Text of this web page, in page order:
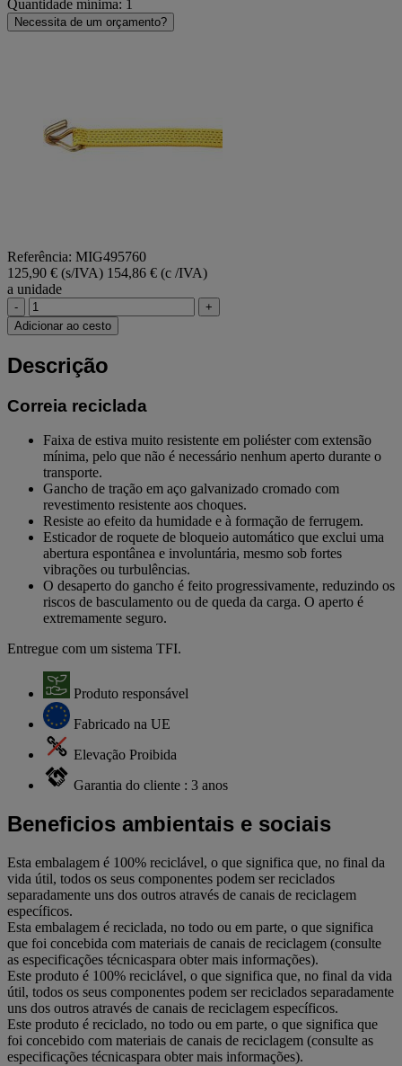
Quantidade mínima: 1
Necessita de um orçamento?
Referência: MIG495760
125,90 € (s/IVA) 154,86 € (c /IVA)
a unidade
-
+
Adicionar ao cesto
Descrição
Correia reciclada
Faixa de estiva muito resistente em poliéster com extensão
mínima, pelo que não é necessário nenhum aperto durante o
transporte.
Gancho de tração em aço galvanizado cromado com
revestimento resistente aos choques.
Resiste ao efeito da humidade e à formação de ferrugem.
Esticador de roquete de bloqueio automático que exclui uma
abertura espontânea e involuntária, mesmo sob fortes
vibrações ou turbulências.
O desaperto do gancho é feito progressivamente, reduzindo os
riscos de basculamento ou de queda da carga. O aperto é
extremamente seguro.
Entregue com um sistema TFI.
Produto responsável
Fabricado na UE
Elevação Proibida
Garantia do cliente : 3 anos
Beneficios ambientais e sociais
Esta embalagem é 100% reciclável, o que significa que, no final da
vida útil, todos os seus componentes podem ser reciclados
separadamente uns dos outros através de canais de reciclagem
específicos.
Esta embalagem é reciclada, no todo ou em parte, o que significa
que foi concebida com materiais de canais de reciclagem (consulte
as especificações técnicaspara obter mais informações).
Este produto é 100% reciclável, o que significa que, no final da vida
útil, todos os seus componentes podem ser reciclados separadamente
uns dos outros através de canais de reciclagem específicos.
Este produto é reciclado, no todo ou em parte, o que significa que
foi concebido com materiais de canais de reciclagem (consulte as
especificações técnicaspara obter mais informações).